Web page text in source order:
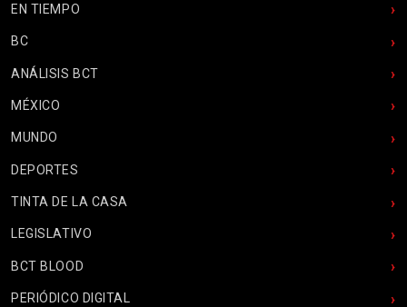
EN TIEMPO
BC
ANÁLISIS BCT
MÉXICO
MUNDO
DEPORTES
TINTA DE LA CASA
LEGISLATIVO
BCT BLOOD
PERIÓDICO DIGITAL